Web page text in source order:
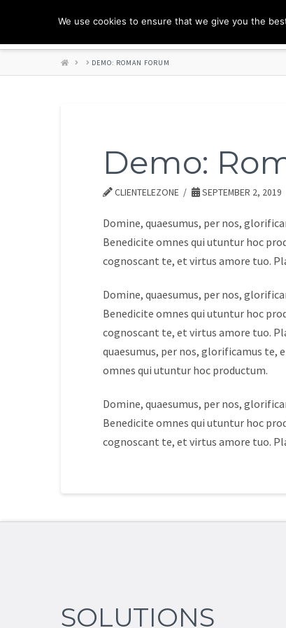
HOME DEMO: ROMAN FORUM
Demo:
CLIENTELEZONE SEPTEMBER 2, 2019
Domine, quaesumus, per nos,
Benedicite omnes qui utuntur hoc
cognoscant te, et virtus amore tuo.
Domine, quaesumus, per nos,
Benedicite omnes qui utuntur hoc
cognoscant te, et virtus amore tuo.
quaesumus, per nos, glorificamus te,
omnes qui utuntur hoc productum.
Domine, quaesumus, per nos,
Benedicite omnes qui utuntur hoc
cognoscant te, et virtus amore tuo.
SOLUTIONS
We use cookies to ensure that we give you the